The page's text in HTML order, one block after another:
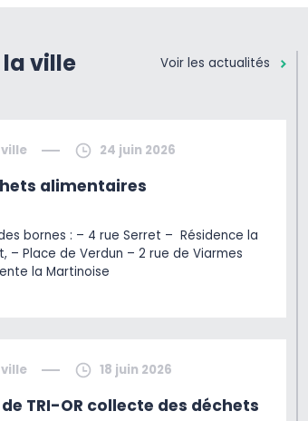
ville Voir les actualités
24 juin 2026
alimentaires
bornes : – 4 rue Serret – Résidence la
– Place de Verdun – 2 rue de Viarmes
la Martinoise
18 juin 2026
TRI-OR collecte des déchets